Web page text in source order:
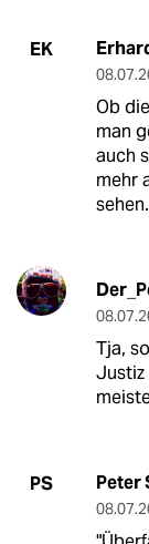
EK
Ob
man
auch
mehr
Tja,
Justiz
PS Peter